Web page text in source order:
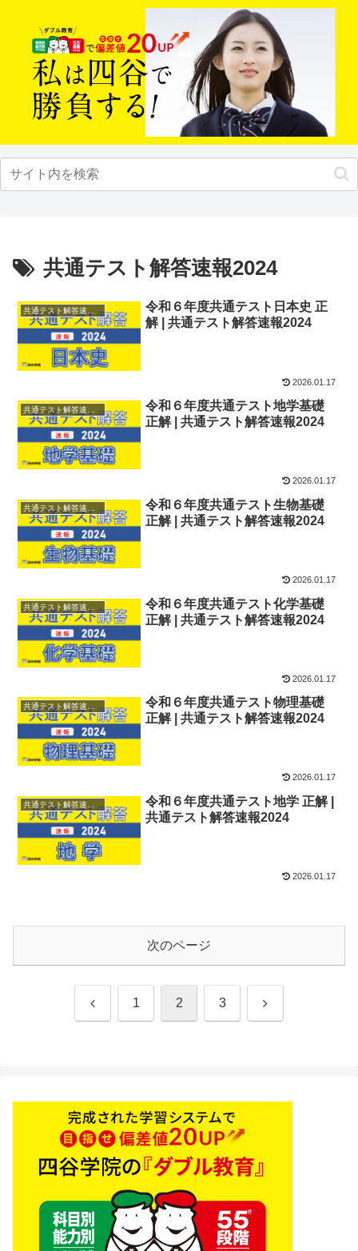
共通テスト解答速報2024
共通テスト解答速報2024
令和６年度共通テスト日本史 正
解 | 共通テスト解答速報2024
2026.01.17
共通テスト解答速報2024
令和６年度共通テスト地学基礎
正解 | 共通テスト解答速報2024
2026.01.17
共通テスト解答速報2024
令和６年度共通テスト生物基礎
正解 | 共通テスト解答速報2024
2026.01.17
令和６年度共通テスト化学基礎
正解 | 共通テスト解答速報2024
2026.01.17
共通テスト解答速報2024
令和６年度共通テスト物理基礎
正解 | 共通テスト解答速報2024
2026.01.17
共通テスト解答速報2024
令和６年度共通テスト地学 正解 |
共通テスト解答速報2024
2026.01.17
次のページ
前 1 2 3 次